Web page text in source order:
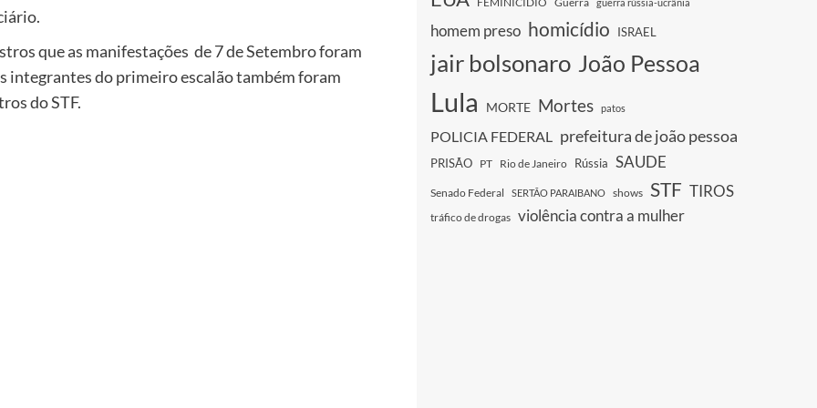
que as manifestações de 7 de Setembro foram
integrantes do primeiro escalão também foram
do STF.
guerra rússia-ucrânia
homem preso homicídio ISRAEL
jair bolsonaro João Pessoa
Lula MORTE Mortes patos
POLICIA FEDERAL prefeitura de joão pessoa
PRISÃO PT Rio de Janeiro Rússia SAUDE
Senado Federal SERTÃO PARAIBANO shows STF TIROS
tráfico de drogas violência contra a mulher